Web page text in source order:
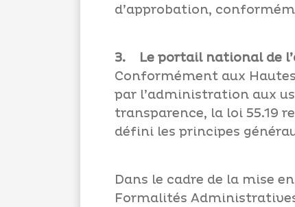
d’approbation,
3. Le portail national de
Conformément aux
par l’administration aux
transparence, la loi 55.19
défini les principes
Dans le cadre de la mise
Formalités